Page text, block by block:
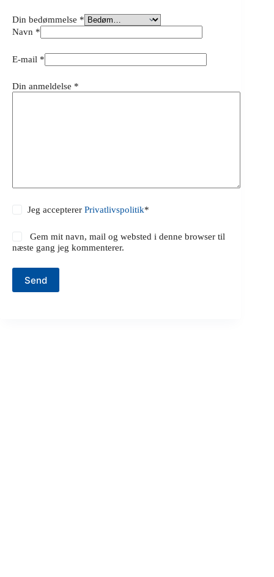
Din bedømmelse *
Navn *
E-mail *
Din anmeldelse *
Jeg acceptererPrivatlivspolitik*
Gem mit navn, mail og websted i denne browser til
næste gang jeg kommenterer.
Send